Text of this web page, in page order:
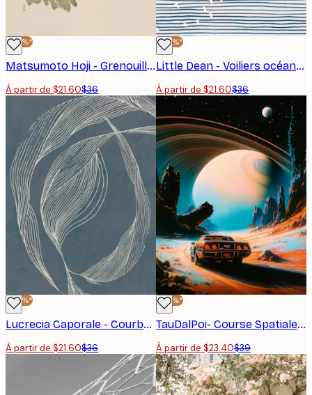
-40%*
Matsumoto Hoji - Grenouille grincheuse I Originale Affiche
À partir de $21.60$36
-40%*
Little Dean - Voiliers océan coucher de soleil Poster
À partir de $21.60$36
-40%*
Lucrecia Caporale - Courbes organiques sereines Affiche
À partir de $21.60$36
-40%*
TauDalPoi- Course Spatiale Poster
À partir de $23.40$39